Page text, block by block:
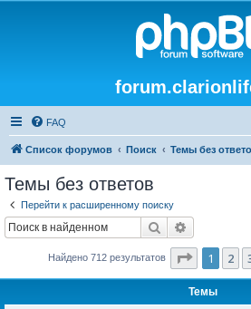
FAQ
Список форумов Поиск Темы без
Темы без ответов
Перейти к расширенному поиску
Поиск
Найдено 712 результатов 1 2
Темы